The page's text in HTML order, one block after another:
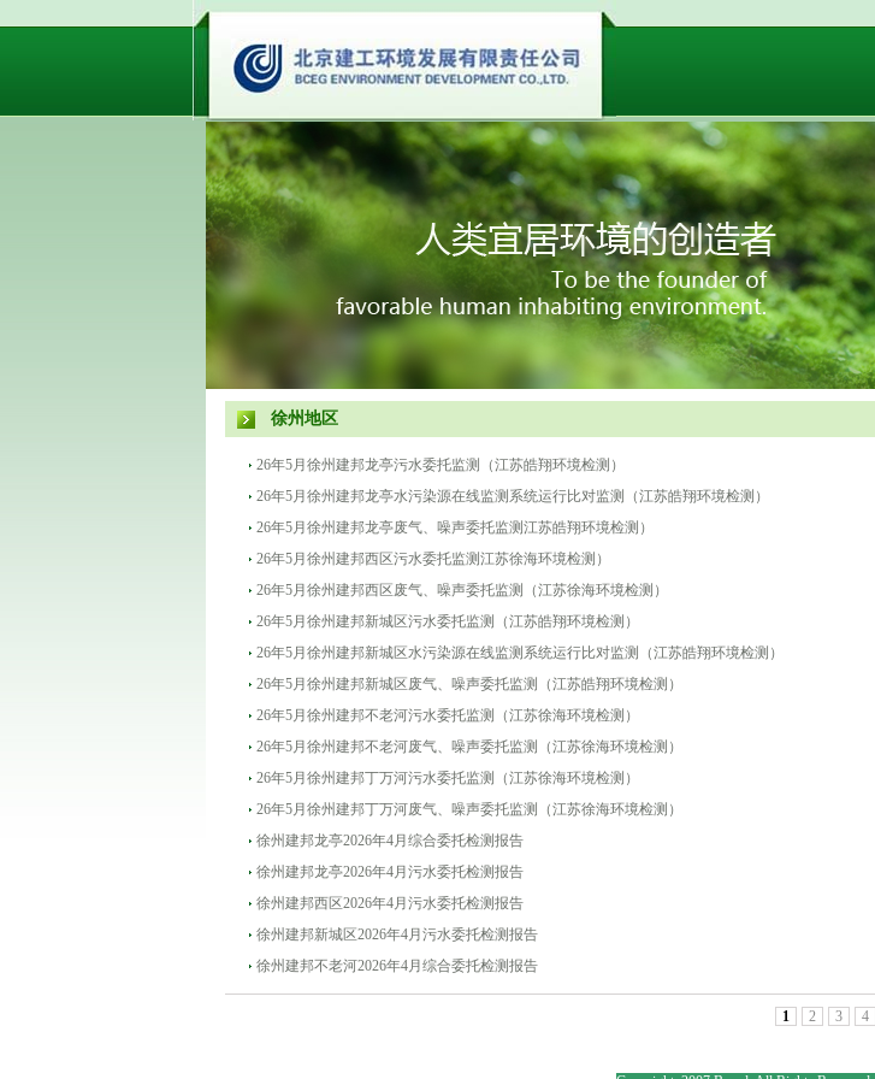
徐州地区
26年5月徐州建邦龙亭污水委托监测（江苏皓翔环境检测）
26年5月徐州建邦龙亭水污染源在线监测系统运行比对监测（江苏皓翔环境检测）
26年5月徐州建邦龙亭废气、噪声委托监测江苏皓翔环境检测）
26年5月徐州建邦西区污水委托监测江苏徐海环境检测）
26年5月徐州建邦西区废气、噪声委托监测（江苏徐海环境检测）
26年5月徐州建邦新城区污水委托监测（江苏皓翔环境检测）
26年5月徐州建邦新城区水污染源在线监测系统运行比对监测（江苏皓翔环境检测）
26年5月徐州建邦新城区废气、噪声委托监测（江苏皓翔环境检测）
26年5月徐州建邦不老河污水委托监测（江苏徐海环境检测）
26年5月徐州建邦不老河废气、噪声委托监测（江苏徐海环境检测）
26年5月徐州建邦丁万河污水委托监测（江苏徐海环境检测）
26年5月徐州建邦丁万河废气、噪声委托监测（江苏徐海环境检测）
徐州建邦龙亭2026年4月综合委托检测报告
徐州建邦龙亭2026年4月污水委托检测报告
徐州建邦西区2026年4月污水委托检测报告
徐州建邦新城区2026年4月污水委托检测报告
徐州建邦不老河2026年4月综合委托检测报告
1 2 3 4